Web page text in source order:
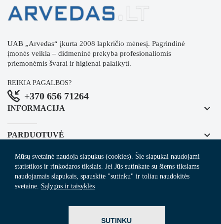
UAB „Arvedas“ įkurta 2008 lapkričio mėnesį. Pagrindinė
įmonės veikla – didmeninė prekyba profesionaliomis
priemonėmis švarai ir higienai palaikyti.
REIKIA PAGALBOS?
+370 656 71264
INFORMACIJA keyboard_arrow_down
PARDUOTUVĖ keyboard_arrow_down
REGISTRUOKITĖS NAUJIENLAIŠKIUI
Mūsų svetainė naudoja slapukus (cookies). Šie slapukai naudojami
statistikos ir rinkodaros tikslais. Jei Jūs sutinkate su šiems tikslams
naudojamais slapukais, spauskite "sutinku" ir toliau naudokitės
svetaine. Sąlygos ir taisyklės
SUTINKU